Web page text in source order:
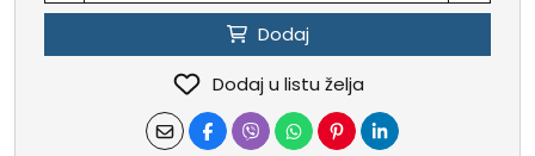
Dodaj
Dodaj u listu želja